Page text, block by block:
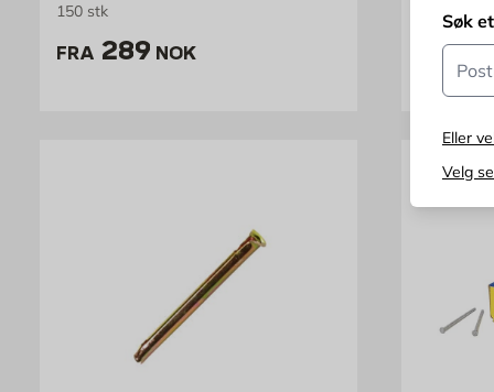
Søk
Eller
Velg
150 stk
FRA Pris 289 NOK /stk
289 NOK
Finnes i
FRA